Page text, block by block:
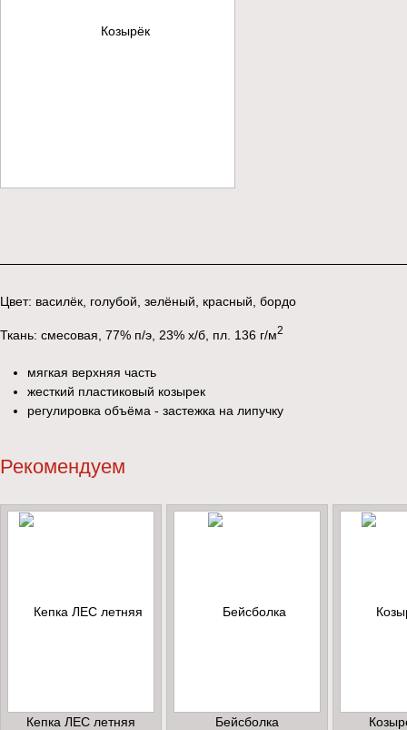
Цвет: василёк, голубой, зелёный, красный, бордо
Ткань: смесовая, 77% п/э, 23% х/б, пл. 136 г/м2
мягкая верхняя часть
жесткий пластиковый козырек
регулировка объёма - застежка на липучку
Рекомендуем
Кепка ЛЕС летняя Бейсболка